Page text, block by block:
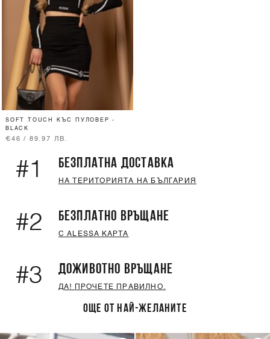
SOFT TOUCH КЪС ПУЛОВЕР -
BLACK
€46 / 89.97 ЛВ.
#1 БЕЗПЛАТНА ДОСТАВКА
НА ТЕРИТОРИЯТА НА БЪЛГАРИЯ
#2 БЕЗПЛАТНО ВРЪЩАНЕ
С ALESSA КАРТА
#3 ДОЖИВОТНО ВРЪЩАНЕ
ДА! ПРОЧЕТЕ ПРАВИЛНО.
ОЩЕ ОТ НАЙ-ЖЕЛАНИТЕ